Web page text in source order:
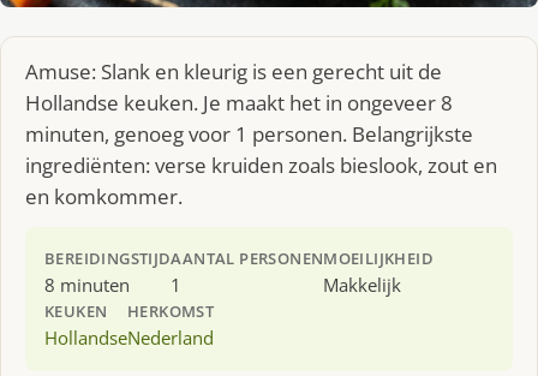
Amuse: Slank en kleurig is een gerecht uit de
Hollandse keuken. Je maakt het in ongeveer 8
minuten, genoeg voor 1 personen. Belangrijkste
ingrediënten: verse kruiden zoals bieslook, zout en
en komkommer.
BEREIDINGSTIJD
8 minuten
AANTAL PERSONEN
1
MOEILIJKHEID
Makkelijk
KEUKEN
Hollandse
HERKOMST
Nederland